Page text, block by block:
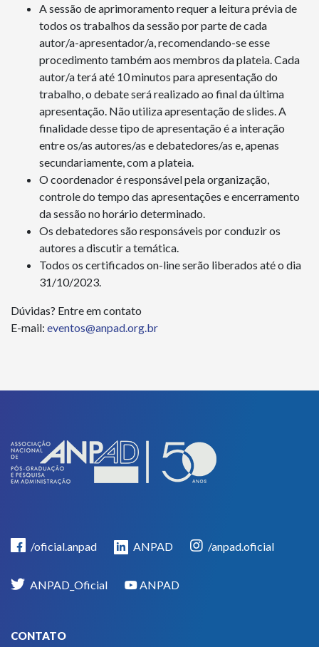
A sessão de aprimoramento requer a leitura prévia de
todos os trabalhos da sessão por parte de cada
autor/a-apresentador/a, recomendando-se esse
procedimento também aos membros da plateia. Cada
autor/a terá até 10 minutos para apresentação do
trabalho, o debate será realizado ao final da última
apresentação. Não utiliza apresentação de slides. A
finalidade desse tipo de apresentação é a interação
entre os/as autores/as e debatedores/as e, apenas
secundariamente, com a plateia.
O coordenador é responsável pela organização,
controle do tempo das apresentações e encerramento
da sessão no horário determinado.
Os debatedores são responsáveis por conduzir os
autores a discutir a temática.
Todos os certificados on-line serão liberados até o dia
31/10/2023.
Dúvidas? Entre em contato
E-mail: eventos@anpad.org.br
/oficial.anpad ANPAD /anpad.oficial
ANPAD_Oficial ANPAD
CONTATO